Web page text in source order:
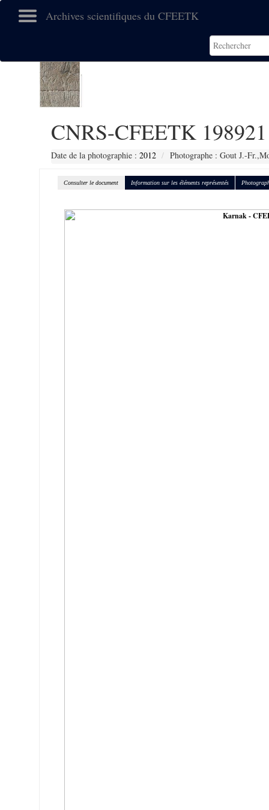
Archives scientifiques du CFEETK
CNRS-CFEETK 198921
Date de la photographie : 2012 Photographe : Gout J.-
Consulter le document Information sur les éléments représentés